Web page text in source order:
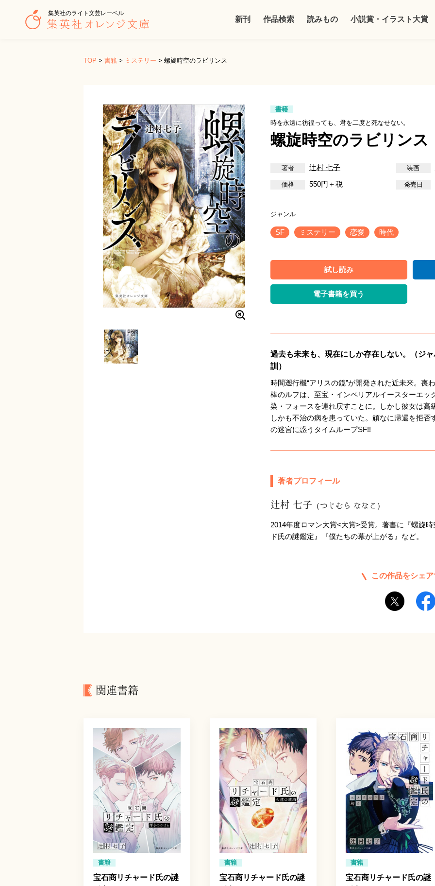
集英社のライト文芸レーベル
新刊 作品検索 読みもの 小説賞・イラスト大賞
TOP > 書籍 > ミステリー > 螺旋時空のラビリンス
書籍
時を永遠に彷徨っても、君を二度と死なせない。
螺旋時空のラビリンス
辻村 七子
550円＋税
SF ミステリー 恋愛 時代
試し読み
電子書籍を買う
過去も未来も、現在にしか存在しない。（ジ
訓）
時間遡行機“アリスの鏡”が開発された近未来。喪
棒のルフは、至宝・インペリアルイースターエッ
染・フォースを連れ戻すことに。しかし彼女は高
しかも不治の病を患っていた。頑なに帰還を拒
の迷宮に惑うタイムループSF!!
著者プロフィール
辻村 七子 （つじむら ななこ）
2014年度ロマン大賞<大賞>受賞。著書に『螺旋
ド氏の謎鑑定』『僕たちの幕が上がる』など。
この作品をシェ
関連書籍
書籍
宝石商リチャード氏の謎
書籍
宝石商リチャード氏の謎
書籍
宝石商リチャード氏の謎